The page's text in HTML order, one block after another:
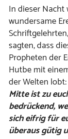
In dieser Nacht
wundersame
sagten, dass
Propheten der
Hutbe mit
der Welten lobt:
Mitte ist zu
bedrückend,
sich eifrig für
überaus gütig